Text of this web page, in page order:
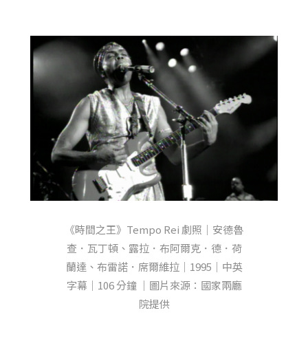
《時間之王》Tempo Rei 劇照｜安德魯
查．瓦丁頓、露拉．布阿爾克．德．荷
蘭達、布雷諾．席爾維拉｜1995｜中英
字幕｜106 分鐘 ｜圖片來源：國家兩廳
院提供